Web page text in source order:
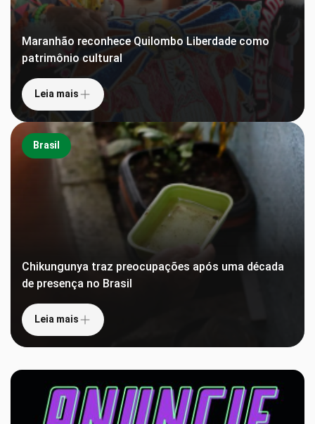
Maranhão reconhece Quilombo Liberdade como
patrimônio cultural
Leia mais
Brasil
Chikungunya traz preocupações após uma década
de presença no Brasil
Leia mais